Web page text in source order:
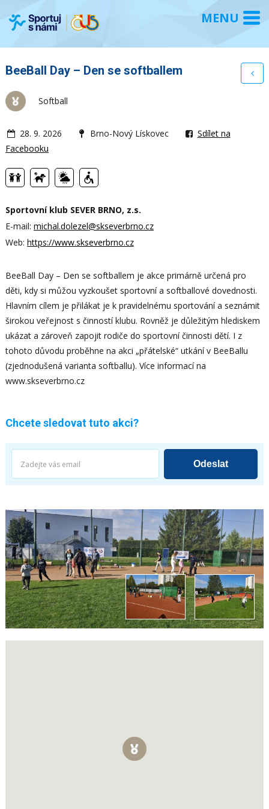
BeeBall Day – Den se softballem
Softball
28. 9. 2026 Brno-Nový Lískovec
Sdílet na
Facebooku
Sportovní klub SEVER BRNO, z.s.
E-mail: michal.dolezel@skseverbrno.cz
Web: https://www.skseverbrno.cz
BeeBall Day – Den se softballem je akce primárně určená pro
děti, kdy si můžou vyzkoušet sportovní a softballové dovednosti.
Hlavním cílem je přilákat je k pravidelnému sportování a seznámit
širokou veřejnost s činností klubu. Rovněž je důležitým hlediskem
ukázat a zároveň zapojit rodiče do sportovní činnosti dětí. I z
tohoto důvodu proběhne na akci „přátelské“ utkání v BeeBallu
(zjednodušená varianta softballu). Více informací na
www.skseverbrno.cz
Chcete sledovat tuto akci?